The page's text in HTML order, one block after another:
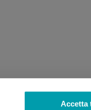
Accetta